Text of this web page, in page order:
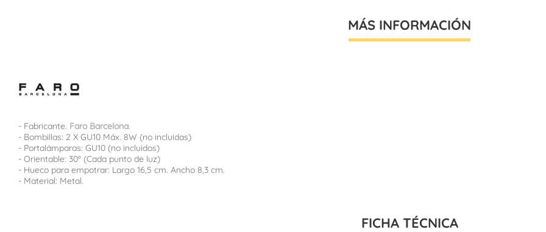
MÁS INFORMACIÓN
- Fabricante. Faro Barcelona.
- Bombillas: 2 X GU10 Máx. 8W (no incluidas)
- Portalámparas: GU10 (no incluidos)
- Orientable: 30º (Cada punto de luz)
- Hueco para empotrar: Largo 16,5 cm. Ancho 8,3 cm.
- Material: Metal.
FICHA TÉCNICA